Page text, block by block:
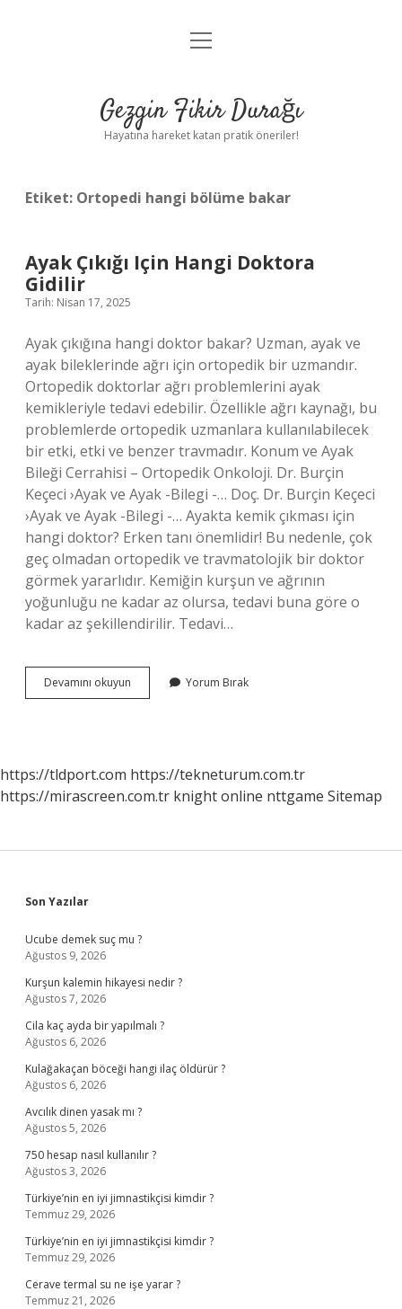
Anasayfa
Yasal Uyarı
menüyü
Gezgin Fikir Durağı
Hayatına hareket katan pratik öneriler!
Etiket: Ortopedi hangi bölüme bakar
Ayak Çıkığı Için Hangi Doktora
Gidilir
Tarih: Nisan 17, 2025
Ayak çıkığına hangi doktor bakar? Uzman, ayak ve
ayak bileklerinde ağrı için ortopedik bir uzmandır.
Ortopedik doktorlar ağrı problemlerini ayak
kemikleriyle tedavi edebilir. Özellikle ağrı kaynağı, bu
problemlerde ortopedik uzmanlara kullanılabilecek
bir etki, etki ve benzer travmadır. Konum ve Ayak
Bileği Cerrahisi – Ortopedik Onkoloji. Dr. Burçin
Keçeci ›Ayak ve Ayak -Bilegi -… Doç. Dr. Burçin Keçeci
›Ayak ve Ayak -Bilegi -… Ayakta kemik çıkması için
hangi doktor? Erken tanı önemlidir! Bu nedenle, çok
geç olmadan ortopedik ve travmatolojik bir doktor
görmek yararlıdır. Kemiğin kurşun ve ağrının
yoğunluğu ne kadar az olursa, tedavi buna göre o
kadar az şekillendirilir. Tedavi…
Devamını okuyun
Çıkığı
Yorum Bırak
https://tldport.com https://tekneturum.com.tr
https://mirascreen.com.tr knight online nttgame Sitemap
Sidebar
Son Yazılar
Ucube demek suç mu ?
Ağustos 9, 2026
Kurşun kalemin hikayesi nedir ?
Ağustos 7, 2026
Cila kaç ayda bir yapılmalı ?
Ağustos 6, 2026
Kulağakaçan böceği hangi ilaç öldürür ?
Ağustos 6, 2026
Avcılık dinen yasak mı ?
Ağustos 5, 2026
750 hesap nasıl kullanılır ?
Ağustos 3, 2026
Türkiye’nin en iyi jimnastikçisi kimdir ?
Temmuz 29, 2026
Türkiye’nin en iyi jimnastikçisi kimdir ?
Temmuz 29, 2026
Cerave termal su ne işe yarar ?
Temmuz 21, 2026